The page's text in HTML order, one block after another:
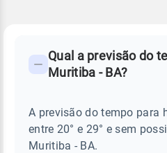
PREVISÃO
TEMPO
MURITIBA
Perguntas
sobre
chuva
Qual a previsão do
Muritiba - BA?
A previsão do tempo para
entre 20° e 29° e sem
Muritiba - BA.